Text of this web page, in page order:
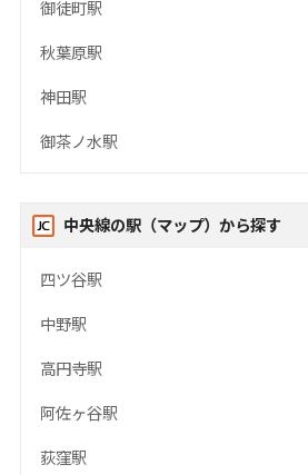
御徒町駅
秋葉原駅
神田駅
御茶ノ水駅
中央線の駅（マップ）から探す
四ツ谷駅
中野駅
高円寺駅
阿佐ヶ谷駅
荻窪駅